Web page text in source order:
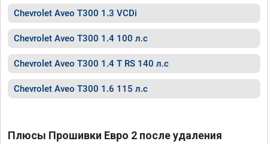
Chevrolet Aveo T300 1.3 VCDi
Chevrolet Aveo T300 1.4 100 л.с
Chevrolet Aveo T300 1.4 T RS 140 л.с
Chevrolet Aveo T300 1.6 115 л.с
Плюсы Прошивки Евро 2 после удаления